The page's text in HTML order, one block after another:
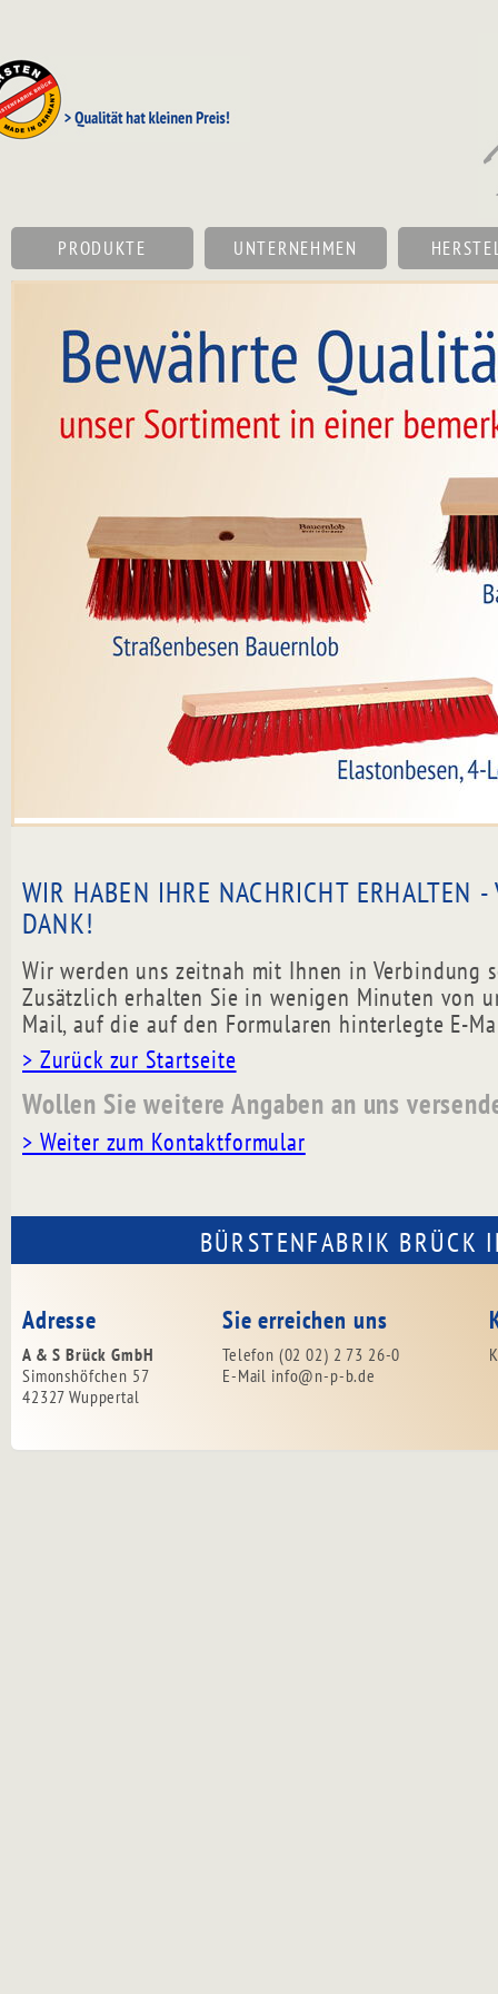
überspringen
NAVIGATION
PRODUKTE UNTERNEHMEN
WIR HABEN IHRE NACHRICHT ERHALTEN -
DANK!
Wir werden uns zeitnah mit Ihnen in Verbindung
Zusätzlich erhalten Sie in wenigen Minuten von
Mail, auf die auf den Formularen hinterlegte E-
> Zurück zur Startseite
Wollen Sie weitere Angaben an uns
> Weiter zum Kontaktformular
BÜRSTENFABRIK BRÜCK
Adresse
A & S Brück GmbH
Simonshöfchen 57
42327 Wuppertal
Sie erreichen uns
Telefon (02 02) 2 73 26-0
E-Mail info@n-p-b.de